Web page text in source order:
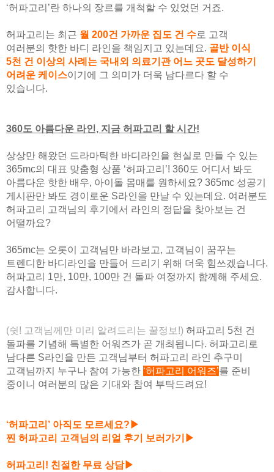
‘허파고리’란 하나의 장르를 개척할 수 있었던 거죠.
허파고리는 최근 월 200건 가까운 집도 건 수로 고객
여러분의 핫한 바디 라인을 책임지고 있는데요. 골반 이식
5천 건 이상의 사례는 국내외 의료기관 어느 곳도 달성하기
어려운 케이스이기에 그 의미가 더욱 남다르다 할 수
있습니다.
360도 아름다운 라인, 지금 허파고리 할 시간!
상상만 해왔던 드라마틱한 바디라인을 현실로 만들 수 있는
365mc의 대표 맞춤형 상품 ‘허파고리’! 360도 어디서 봐도
아름다운 핫한 배우, 아이돌 몸매를 원하세요? 365mc 성공기
게시판만 봐도 경이로운 S라인을 만날 수 있는데요. 여러분도
허파고리 고객님의 후기에서 라인의 정답을 찾아보는 건
어떨까요?
365mc는 오롯이 고객님만 바라보고, 고객님이 꿈꾸는
트렌디한 바디라인을 만들어 드리기 위해 더욱 힘쓰겠습니다.
허파고리 1만, 10만, 100만 건 돌파 여정까지 함께해 주세요.
감사합니다.
(쉿! 고객님께만 미리 알려드리는 꿀정보!) 허파고리 5천 건
돌파를 기념해 특별한 어워즈가 곧 개최됩니다. 허파고리로
남다른 S라인을 만든 고객님부터 허파고리 라인 추구미
고객님까지 누구나 참여 가능한 ‘허파고리 어워즈’를 준비
중이니 여러분의 많은 기대와 참여 부탁드려요!
‘허파고리’ 아직도 모르세요?▶
찐 허파고리 고객님의 리얼 후기 보러가기▶
허파고리! 친절한 무료 상담▶